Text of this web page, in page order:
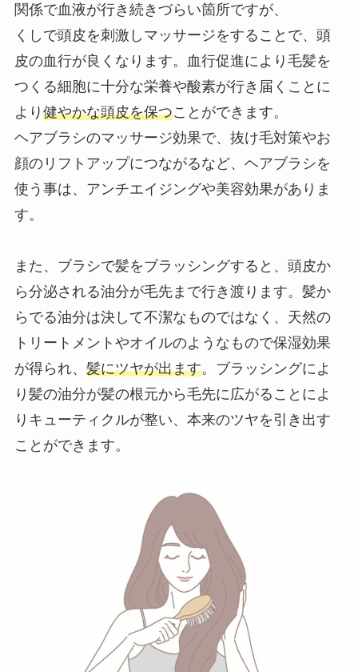
関係で血液が行き続きづらい箇所ですが、
くしで頭皮を刺激しマッサージをすることで、頭
皮の血行が良くなります。血行促進により毛髪を
つくる細胞に十分な栄養や酸素が行き届くことに
より 健やかな頭皮を保つことができます。
ヘアブラシのマッサージ効果で、抜け毛対策やお
顔のリフトアップにつながるなど、ヘアブラシを
使う事は、アンチエイジングや美容効果がありま
す。
また、ブラシで髪をブラッシングすると、頭皮か
ら分泌される油分が毛先まで行き渡ります。髪か
らでる油分は決して不潔なものではなく、天然の
トリートメントやオイルのようなもので保湿効果
が得られ、 髪にツヤが出ます。ブラッシングによ
り髪の油分が髪の根元から毛先に広がることによ
りキューティクルが整い、本来のツヤを引き出す
ことができます。